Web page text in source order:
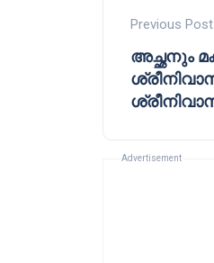
Previous Post
അച്ഛനും
Advertisement